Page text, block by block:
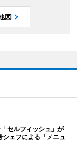
図
セルフィッシュ」が
ェフによる「メニュ